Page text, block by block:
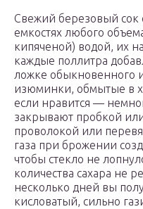
Свежий березовый сок
емкостях любого
кипяченой) водой, их
каждые поллитра
ложке обыкновенного
изюминки, обмытые в
если нравится —
закрывают пробкой
проволокой или
газа при брожении
чтобы стекло не
количества сахара не
несколько дней вы
кисловатый, сильно